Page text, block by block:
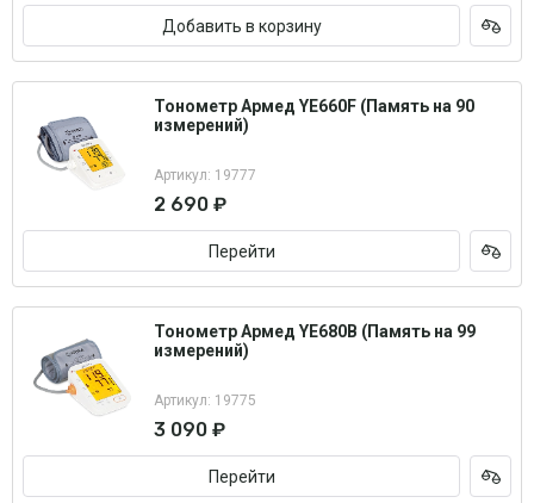
Добавить в корзину
Тонометр Армед YE660F (Память на 90
измерений)
Артикул: 19777
2 690 ₽
Перейти
Тонометр Армед YE680B (Память на 99
измерений)
Артикул: 19775
3 090 ₽
Перейти